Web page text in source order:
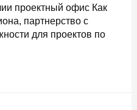
проектный офис Как
партнерство с
для проектов по